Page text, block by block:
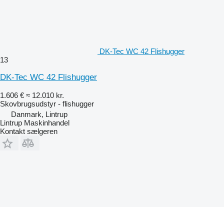
DK-Tec WC 42 Flishugger
13
DK-Tec WC 42 Flishugger
1.606 € ≈ 12.010 kr.
Skovbrugsudstyr - flishugger
Danmark, Lintrup
Lintrup Maskinhandel
Kontakt sælgeren